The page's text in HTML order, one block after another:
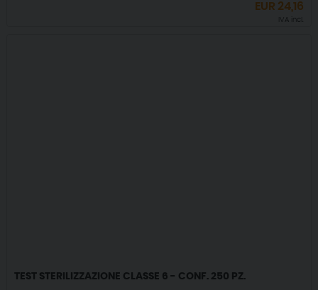
EUR 24,16
IVA incl.
TEST STERILIZZAZIONE CLASSE 6 - CONF. 250 PZ.